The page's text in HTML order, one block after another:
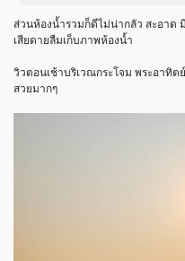
ส่วนห้องน้ำรวมก็ดีไม่น่ากลัว สะอาด
เสียดายลืมเก็บภาพห้องน้ำ
วิวตอนเช้าบริเวณกระโจม พระอาทิ
สวยมากๆ